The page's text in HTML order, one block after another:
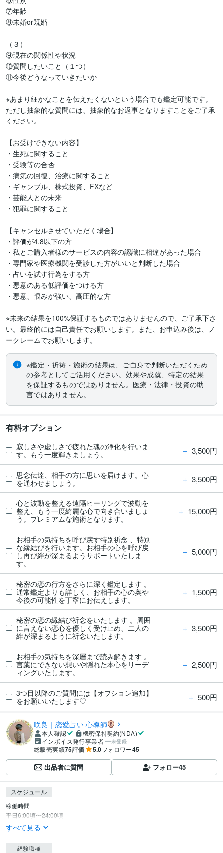
⑦年齢
⑧未婚or既婚
（３）
⑨現在の関係性や状況
⑩質問したいこと（１つ）
⑪今後どうなっていきたいか
※あまり細かなことを伝えたくないという場合でも鑑定可能です。
ただし抽象的な質問には、抽象的なお返事となりますことをご了承
ください。
【お受けできない内容】
・生死に関すること
・受験等の合否
・病気の回復、治療に関すること
・ギャンブル、株式投資、FXなど
・芸能人との未来
・犯罪に関すること
【キャンセルさせていただく場合】
・評価が4.8以下の方
・私とご購入者様のサービスの内容の認識に相違があった場合
・専門家や医療機関を受診した方がいいと判断した場合
・占いを試す行為をする方
・悪意のある低評価をつける方
・悪意、恨みが強い、高圧的な方
⭐︎未来の結果を100%保証するものではありませんので、ご了承下さ
い。最終的には自己責任でお願いします。また、お申込み後は、ノ
ークレームでお願いします。
※鑑定・祈祷・施術の結果は、ご自身で判断いただくため
の参考としてご活用ください。効果や成就、特定の結果
を保証するものではありません。医療・法律・投資の助
言ではありません。
有料オプション
寂しさや虚しさで疲れた魂の浄化を行いま
す。もう一度輝きましょう。
＋ 3,500円
思念伝達、相手の方に思いを届けます。心
を通わせましょう。
＋ 3,500円
心と波動を整える遠隔ヒーリングで波動を
整え、もう一度綺麗な心で向き合いましょ
う。プレミアムな施術となります。
＋ 15,000円
お相手の気持ちを呼び戻す特別祈念 、特別
な縁結びを行います。お相手の心を呼び戻
し再び絆が深まるようサポートいたしま
す。
＋ 5,000円
秘密の恋の行方をさらに深く鑑定します 。
通常鑑定よりも詳しく、お相手の心の奥や
今後の可能性を丁寧にお伝えします。
＋ 1,500円
秘密の恋の縁結び祈念をいたします 。周囲
に言えない恋心を優しく受け止め、二人の
絆が深まるように祈念いたします。
＋ 3,500円
お相手の気持ちを深層まで読み解きます 。
言葉にできない想いや隠れた本心をリーデ
ィングいたします。
＋ 2,500円
3つ目以降のご質問には【オプション追加】
をお願いいたします♡
＋ 500円
咲良｜恋愛占い 心導師
本人確認
機密保持契約(NDA)
インボイス発行事業者
未登録
総販売実績75評価 5.0フォロワー45
出品者に質問 フォロー45
スケジュール
稼働時間
平日6:00頃〜24:00頃
すべて見る
経験職種